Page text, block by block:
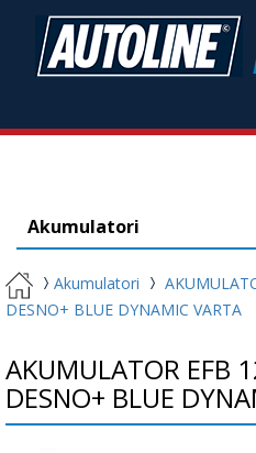
Akumulatori
Akumulatori
DESNO+ BLUE DYNAMIC VARTA
AKUMULATOR EFB
DESNO+ BLUE